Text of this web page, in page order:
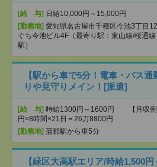
[給 与] 日給10,000円～15,000円
[勤務地] 愛知県名古屋市千種区今池3丁目
ぐち今池ビル4F（最寄り駅：東山線/桜通
駅）
【駅から車で5分！電車・バス
りや見守りメイン！[派遣]
[給 与] 時給1300円～1600円 【月収例
円×8時間×21日＝26万8800円
[勤務地] 蒲郡駅から車5分
【緑区大高駅エリア/時給1,500